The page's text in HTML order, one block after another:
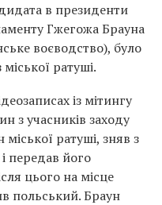
в президенти
Гжегожа Брауна
воєводство), було
ратуші.
із мітингу
з учасників заходу
ратуші, зняв з
передав його
цього на місце
польський. Браун